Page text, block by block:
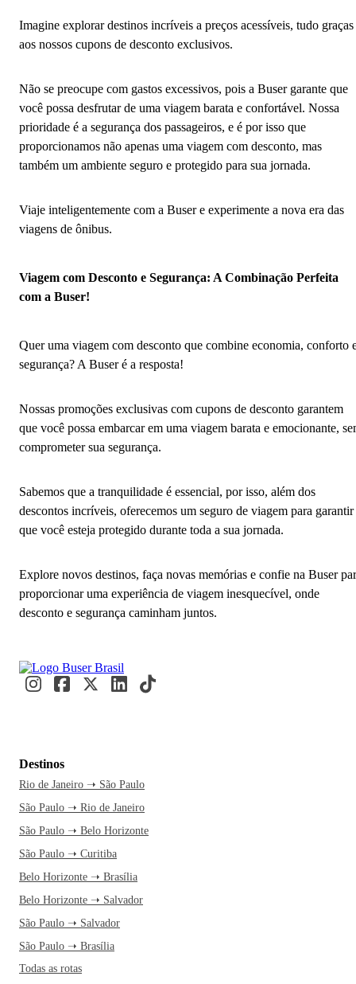
Imagine explorar destinos incríveis a preços acessíveis, tudo graças
aos nossos cupons de desconto exclusivos.
Não se preocupe com gastos excessivos, pois a Buser garante que
você possa desfrutar de uma viagem barata e confortável. Nossa
prioridade é a segurança dos passageiros, e é por isso que
proporcionamos não apenas uma viagem com desconto, mas
também um ambiente seguro e protegido para sua jornada.
Viaje inteligentemente com a Buser e experimente a nova era das
viagens de ônibus.
Viagem com Desconto e Segurança: A Combinação Perfeita
com a Buser!
Quer uma viagem com desconto que combine economia, conforto
segurança? A Buser é a resposta!
Nossas promoções exclusivas com cupons de desconto garantem
que você possa embarcar em uma viagem barata e emocionante,
comprometer sua segurança.
Sabemos que a tranquilidade é essencial, por isso, além dos
descontos incríveis, oferecemos um seguro de viagem para garantir
que você esteja protegido durante toda a sua jornada.
Explore novos destinos, faça novas memórias e confie na Buser
proporcionar uma experiência de viagem inesquecível, onde
desconto e segurança caminham juntos.
Destinos
Rio de Janeiro ➝ São Paulo
São Paulo ➝ Rio de Janeiro
São Paulo ➝ Belo Horizonte
São Paulo ➝ Curitiba
Belo Horizonte ➝ Brasília
Belo Horizonte ➝ Salvador
São Paulo ➝ Salvador
São Paulo ➝ Brasília
Todas as rotas